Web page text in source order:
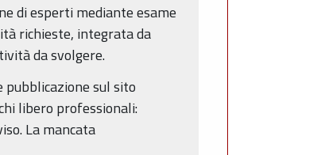
di esperti mediante esame
richieste, integrata da
da svolgere.
pubblicazione sul sito
libero professionali:
La mancata